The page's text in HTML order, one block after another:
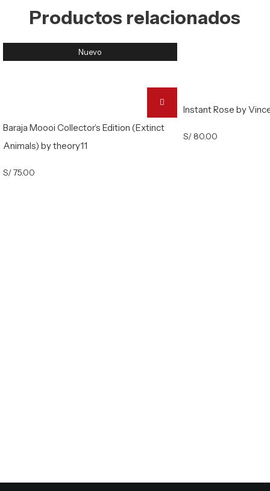
Productos relacionados
Nuevo
Baraja Moooi Collector’s Edition (Extinct
Animals) by theory11
S/75.00
Instant Rose by
S/80.00